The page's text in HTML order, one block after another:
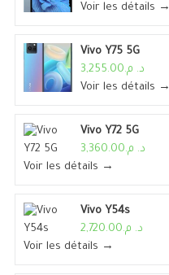
Voir les détails →
Vivo Y75 5G
د. م.3,255.00
Voir les détails →
Vivo Y72 5G
د. م.3,360.00
Voir les détails →
Vivo Y54s
د. م.2,720.00
Voir les détails →